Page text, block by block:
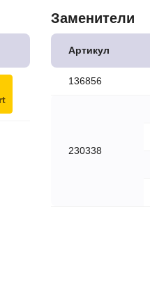
Заменители
Артикул
136856
230338